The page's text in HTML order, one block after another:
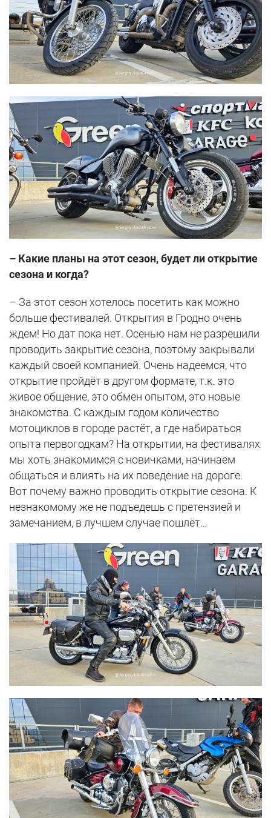
– Какие планы на этот сезон, будет ли открытие
сезона и когда?
– За этот сезон хотелось посетить как можно
больше фестивалей. Открытия в Гродно очень
ждем! Но дат пока нет. Осенью нам не разрешили
проводить закрытие сезона, поэтому закрывали
каждый своей компанией. Очень надеемся, что
открытие пройдёт в другом формате, т.к. это
живое общение, это обмен опытом, это новые
знакомства. С каждым годом количество
мотоциклов в городе растёт, а где набираться
опыта первогодкам? На открытии, на фестивалях
мы хоть знакомимся с новичками, начинаем
общаться и влиять на их поведение на дороге.
Вот почему важно проводить открытие сезона. К
незнакомому же не подъедешь с претензией и
замечанием, в лучшем случае пошлёт…